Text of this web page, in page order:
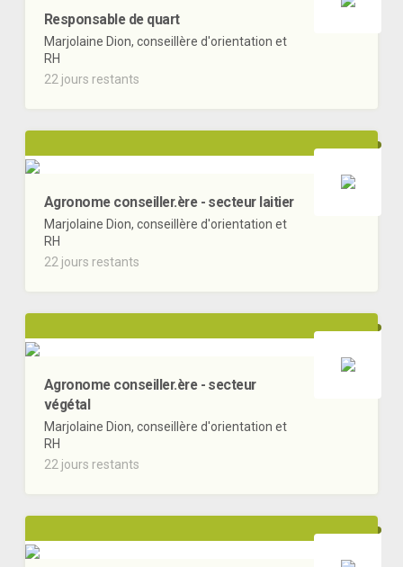
Responsable de quart
Marjolaine Dion, conseillère d'orientation et
RH
22 jours restants
Agronome conseiller.ère - secteur laitier
Marjolaine Dion, conseillère d'orientation et
RH
22 jours restants
Agronome conseiller.ère - secteur
végétal
Marjolaine Dion, conseillère d'orientation et
RH
22 jours restants